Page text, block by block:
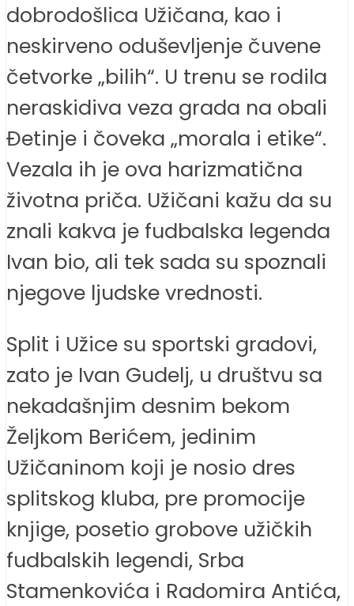
dobrodošlica Užičana, kao i
neskirveno oduševljenje čuvene
četvorke „bilih“. U trenu se rodila
neraskidiva veza grada na obali
Đetinje i čoveka „morala i etike“.
Vezala ih je ova harizmatična
životna priča. Užičani kažu da su
znali kakva je fudbalska legenda
Ivan bio, ali tek sada su spoznali
njegove ljudske vrednosti.
Split i Užice su sportski gradovi,
zato je Ivan Gudelj, u društvu sa
nekadašnjim desnim bekom
Željkom Berićem, jedinim
Užičaninom koji je nosio dres
splitskog kluba, pre promocije
knjige, posetio grobove užičkih
fudbalskih legendi, Srba
Stamenkovića i Radomira Antića,